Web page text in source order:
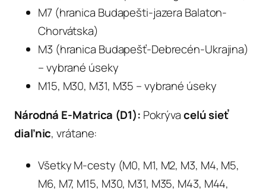
M7 (hranica Budapešti-jazera Balaton-
Chorvátska)
M3 (hranica Budapešť-Debrecén-Ukrajina)
– vybrané úseky
M15, M30, M31, M35 – vybrané úseky
Národná E-Matrica (D1): Pokrývacelú sieť
diaľnic, vrátane:
Všetky M-cesty (M0, M1, M2, M3, M4, M5,
M6, M7, M15, M30, M31, M35, M43, M44,